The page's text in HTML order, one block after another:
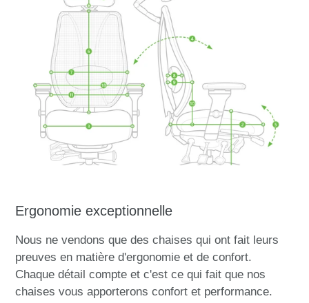
Ergonomie exceptionnelle
Nous ne vendons que des chaises qui ont fait leurs
preuves en matière d'ergonomie et de confort.
Chaque détail compte et c'est ce qui fait que nos
chaises vous apporterons confort et performance.